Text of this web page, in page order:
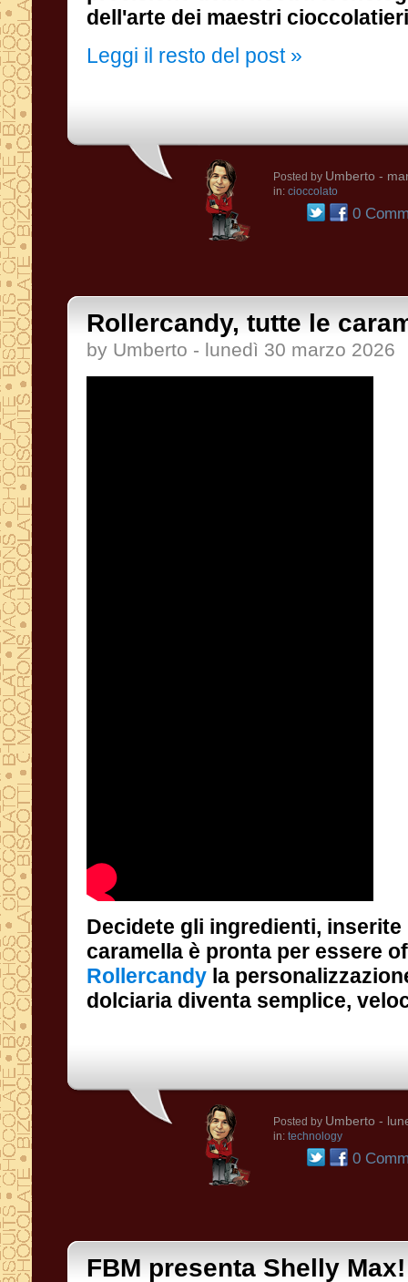
dell'arte dei maestri
Leggi il resto del post »
Posted by Umberto -
in: cioccolato
0
Rollercandy, tutte le
by Umberto - lunedì 30 marzo 2026
Decidete gli ingredienti, inserite
caramella è pronta per essere
Rollercandy la
dolciaria diventa semplice,
Posted by Umberto -
in: technology
0
FBM presenta Shelly Max!